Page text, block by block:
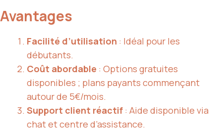
Avantages
Facilité d’utilisation : Idéal pour les
débutants.
Coût abordable : Options gratuites
disponibles ; plans payants commençant
autour de 5€/mois.
Support client réactif : Aide disponible via
chat et centre d’assistance.